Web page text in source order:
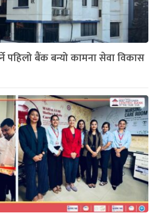
पहिलो बैंक बन्यो कामना सेवा विकास